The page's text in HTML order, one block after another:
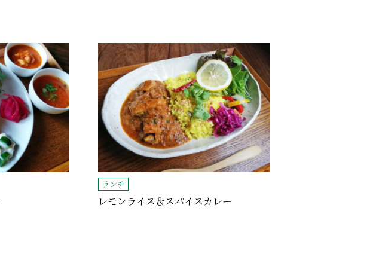
ランチ
レモンライス＆スパイスカレー